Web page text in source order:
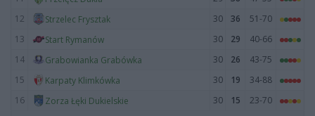
12
Strzelec Frysztak 30 36
51-70
13
Start Rymanów 30 29
40-66
14
Grabowianka Grabówka 30 26
43-75
15
Karpaty Klimkówka 30 19
34-88
16
Zorza Łęki Dukielskie 30 15 23-70